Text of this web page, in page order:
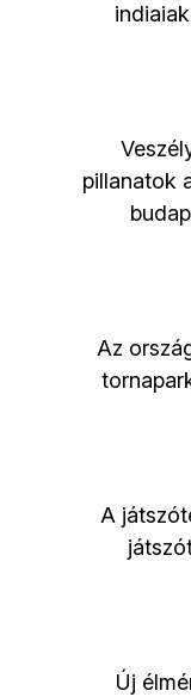
pillanatok
Az
A
Új